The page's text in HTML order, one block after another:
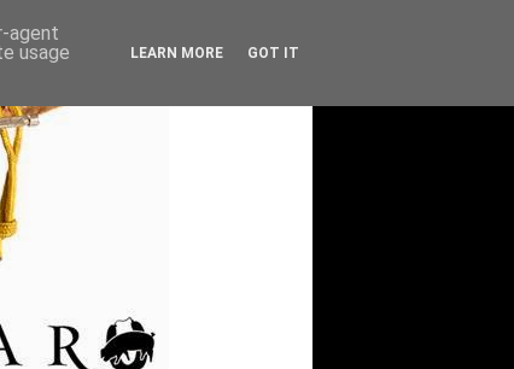
agent
usage
LEARN MORE GOT IT